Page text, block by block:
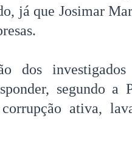
já que Josimar
dos
segundo a
ativa,